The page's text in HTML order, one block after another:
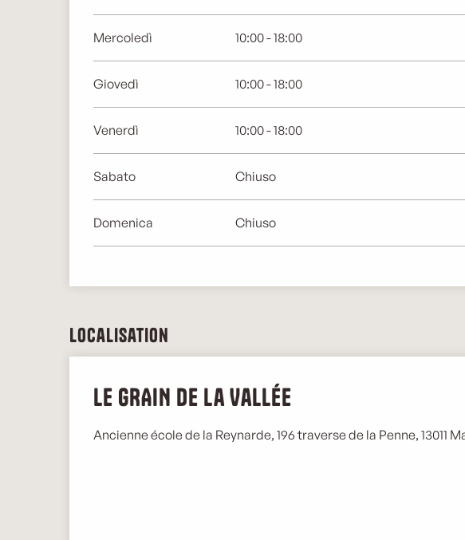
Mercoledì 10:00 - 18:00
Giovedì 10:00 - 18:00
Venerdì 10:00 - 18:00
Sabato Chiuso
Domenica Chiuso
Localisation
Le GRAIN de la Vallée
Ancienne école de la Reynarde, 196 traverse de la Penne, 13011